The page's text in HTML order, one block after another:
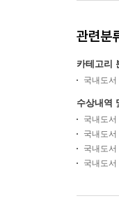
관련분
카테고리
국내도서
수상내역
국내도서
국내도서
국내도서
국내도서